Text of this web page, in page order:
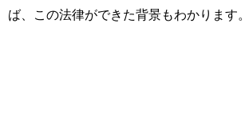
ば、この法律ができた背景もわかります。